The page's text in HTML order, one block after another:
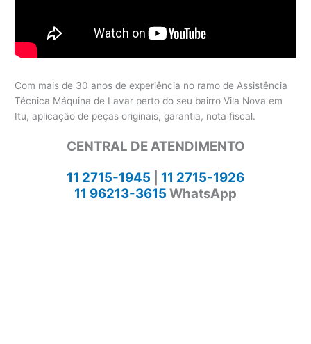
Com mais de 30 anos de experiência no ramo de Assistência
Técnica Máquina de Lavar perto do seu bairro Vila Nova em
Itu, aplicação de peças originais, garantia, nota fiscal.
CENTRAL DE ATENDIMENTO
11 2715-1945
11 2715-1926
11 96213-3615 WhatsApp